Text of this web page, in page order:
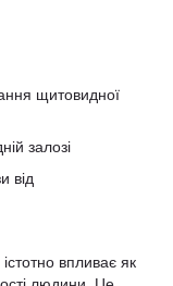
щитовидної
залозі
від
впливає як